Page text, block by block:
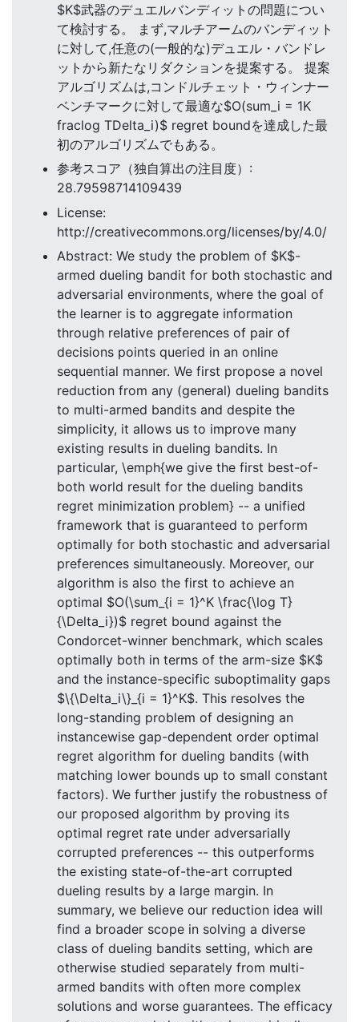
$K$武器のデュエルバンディットの問題につい
て検討する。 まず,マルチアームのバンディット
に対して,任意の(一般的な)デュエル・バンドレ
ットから新たなリダクションを提案する。 提案
アルゴリズムは,コンドルチェット・ウィンナー
ベンチマークに対して最適な$O(sum_i = 1K
fraclog TDelta_i)$ regret boundを達成した最
初のアルゴリズムでもある。
参考スコア（独自算出の注目度）:
28.79598714109439
License:
http://creativecommons.org/licenses/by/4.0/
Abstract: We study the problem of $K$-
armed dueling bandit for both stochastic and
adversarial environments, where the goal of
the learner is to aggregate information
through relative preferences of pair of
decisions points queried in an online
sequential manner. We first propose a novel
reduction from any (general) dueling bandits
to multi-armed bandits and despite the
simplicity, it allows us to improve many
existing results in dueling bandits. In
particular, \emph{we give the first best-of-
both world result for the dueling bandits
regret minimization problem} -- a unified
framework that is guaranteed to perform
optimally for both stochastic and adversarial
preferences simultaneously. Moreover, our
algorithm is also the first to achieve an
optimal $O(\sum_{i = 1}^K \frac{\log T}
{\Delta_i})$ regret bound against the
Condorcet-winner benchmark, which scales
optimally both in terms of the arm-size $K$
and the instance-specific suboptimality gaps
$\{\Delta_i\}_{i = 1}^K$. This resolves the
long-standing problem of designing an
instancewise gap-dependent order optimal
regret algorithm for dueling bandits (with
matching lower bounds up to small constant
factors). We further justify the robustness of
our proposed algorithm by proving its
optimal regret rate under adversarially
corrupted preferences -- this outperforms
the existing state-of-the-art corrupted
dueling results by a large margin. In
summary, we believe our reduction idea will
find a broader scope in solving a diverse
class of dueling bandits setting, which are
otherwise studied separately from multi-
armed bandits with often more complex
solutions and worse guarantees. The efficacy